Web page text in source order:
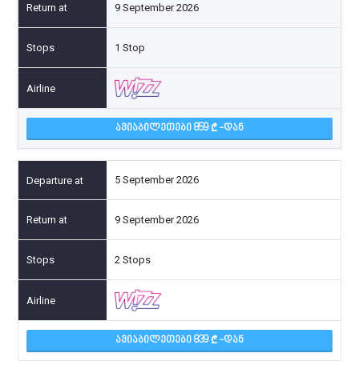
9 September 2026
1 Stop
ᲐᲕᲘᲐᲑᲘᲚᲔᲗᲔᲑᲘ 859 -ᲓᲐᲜ
5 September 2026
9 September 2026
2 Stops
ᲐᲕᲘᲐᲑᲘᲚᲔᲗᲔᲑᲘ 839 -ᲓᲐᲜ